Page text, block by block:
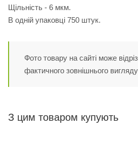
Щільність - 6 мкм.
В одній упаковці 750 штук.
Фото товару на сайті може
фактичного зовнішнього
З цим товаром купують